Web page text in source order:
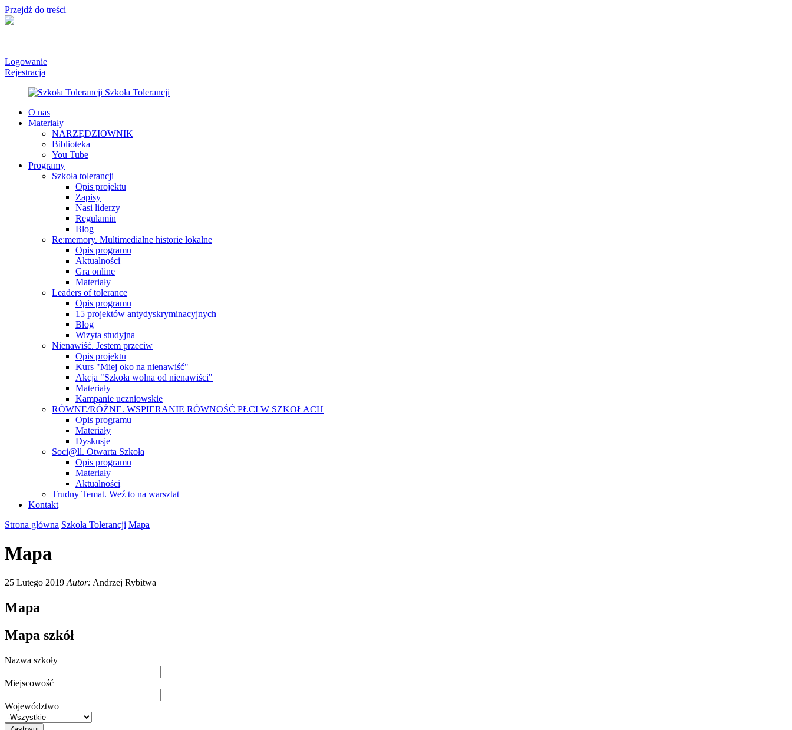
Przejdź do treści
Logowanie
Rejestracja
O nas
Materiały
NARZĘDZIOWNIK
Biblioteka
You Tube
Programy
Szkoła tolerancji
Opis projektu
Zapisy
Nasi liderzy
Regulamin
Blog
Re:memory. Multimedialne historie lokalne
Opis programu
Aktualności
Gra online
Materiały
Leaders of tolerance
Opis programu
15 projektów antydyskryminacyjnych
Blog
Wizyta studyjna
Nienawiść. Jestem przeciw
Opis projektu
Kurs "Miej oko na nienawiść"
Akcja "Szkoła wolna od nienawiści"
Materiały
Kampanie uczniowskie
RÓWNE/RÓŻNE. WSPIERANIE RÓWNOŚĆ PŁCI W SZKOŁACH
Opis programu
Materiały
Dyskusje
Soci@ll. Otwarta Szkoła
Opis programu
Materiały
Aktualności
Trudny Temat. Weź to na warsztat
Kontakt
Strona główna Szkoła Tolerancji Mapa
Mapa
25 Lutego 2019 Autor: Andrzej Rybitwa
Mapa
Mapa szkół
Nazwa szkoły
Miejscowość
Województwo